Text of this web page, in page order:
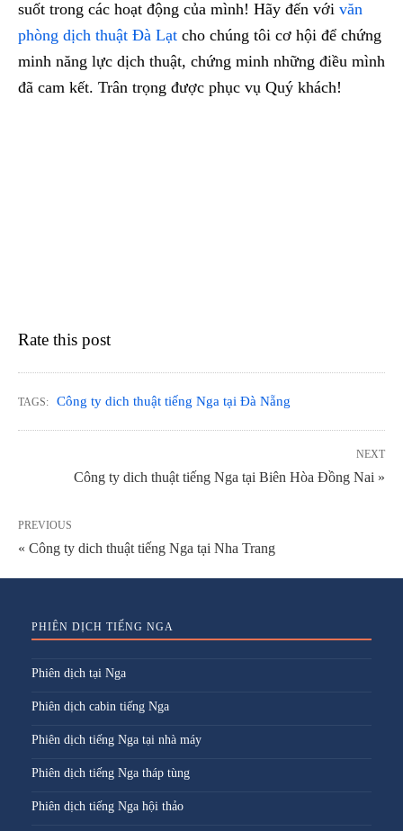
suốt trong các hoạt động của mình! Hãy đến với văn
phòng dịch thuật Đà Lạt cho chúng tôi cơ hội để chứng
minh năng lực dịch thuật, chứng minh những điều mình
đã cam kết. Trân trọng được phục vụ Quý khách!
Rate this post
TAGS: Công ty dich thuật tiếng Nga tại Đà Nẵng
NEXT
Công ty dich thuật tiếng Nga tại Biên Hòa Đồng Nai »
PREVIOUS
« Công ty dich thuật tiếng Nga tại Nha Trang
PHIÊN DỊCH TIẾNG NGA
Phiên dịch tại Nga
Phiên dịch cabin tiếng Nga
Phiên dịch tiếng Nga tại nhà máy
Phiên dịch tiếng Nga tháp tùng
Phiên dịch tiếng Nga hội thảo